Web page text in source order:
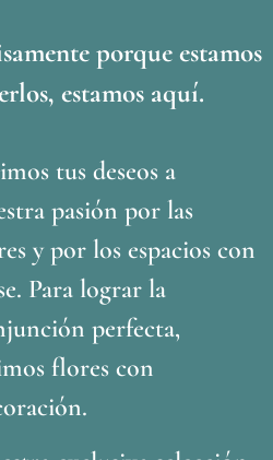
porque estamos
estamos aquí.
tus deseos a
pasión por las
y por los espacios con
Para lograr la
perfecta,
flores con